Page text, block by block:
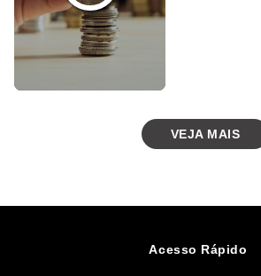
VEJA MAIS
Acesso Rápido